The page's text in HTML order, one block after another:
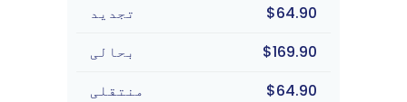
$64.90
تجدید
$169.90
بحالی
$64.90
منتقلی